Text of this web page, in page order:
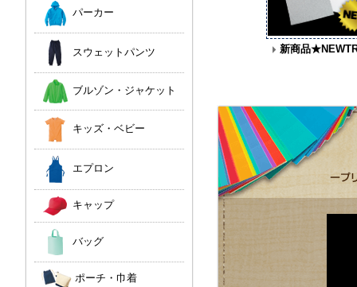
JOKER LABEL
ドライ素材タイダイ染
新商品
パーカー
スウェットパンツ
ブルゾン・ジャケット
キッズ・ベビー
エプロン
キャップ
バッグ
ポーチ・巾着